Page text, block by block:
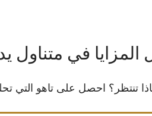
المزايا في متناول
تنتظر؟ احصل على تاهو التي